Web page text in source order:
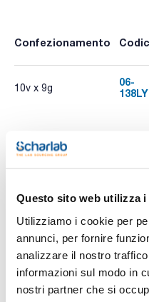
Questo sito web utilizza i
Utilizziamo i cookie per
annunci, per fornire
analizzare il nostro
informazioni sul modo in
nostri partner che si
Confezionamento
10v x 9g
06-